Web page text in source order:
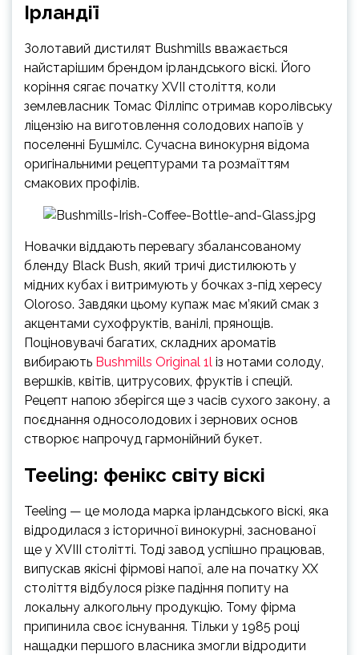
Ірландії
Золотавий дистилят Bushmills вважається
найстарішим брендом ірландського віскі. Його
коріння сягає початку XVII століття, коли
землевласник Томас Філліпс отримав королівську
ліцензію на виготовлення солодових напоїв у
поселенні Бушмілс. Сучасна винокурня відома
оригінальними рецептурами та розмаїттям
смакових профілів.
Новачки віддають перевагу збалансованому
бленду Black Bush, який тричі дистилюють у
мідних кубах і витримують у бочках з-під хересу
Oloroso. Завдяки цьому купаж має м’який смак з
акцентами сухофруктів, ванілі, прянощів.
Поціновувачі багатих, складних ароматів
вибирають Bushmills Original 1l із нотами солоду,
вершків, квітів, цитрусових, фруктів і спецій.
Рецепт напою зберігся ще з часів сухого закону, а
поєднання односолодових і зернових основ
створює напрочуд гармонійний букет.
Teeling: фенікс світу віскі
Teeling — це молода марка ірландського віскі, яка
відродилася з історичної винокурні, заснованої
ще у XVIII столітті. Тоді завод успішно працював,
випускав якісні фірмові напої, але на початку XX
століття відбулося різке падіння попиту на
локальну алкогольну продукцію. Тому фірма
припинила своє існування. Тільки у 1985 році
нащадки першого власника змогли відродити